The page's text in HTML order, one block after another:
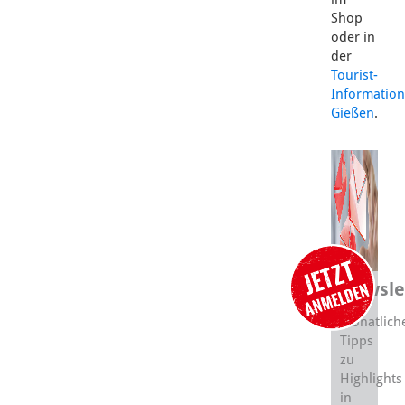
Shop
oder in
der
Tourist-
Information
Gießen.
Tipps
zu
Highlights
in